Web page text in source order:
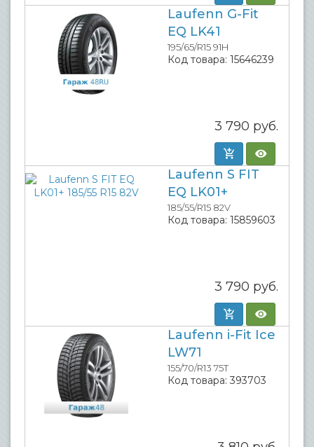
Laufenn G-Fit
EQ LK41
195/65/R15 91H
Код товара: 15646239
3 790 руб.
Laufenn S FIT
EQ LK01+
185/55/R15 82V
Код товара: 15859603
3 790 руб.
Laufenn i-Fit Ice
LW71
155/70/R13 75T
Код товара: 393703